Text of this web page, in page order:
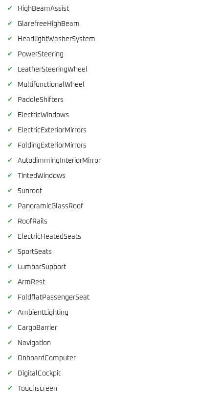
✔ HighBeamAssist
✔ GlarefreeHighBeam
✔ HeadlightWasherSystem
✔ PowerSteering
✔ LeatherSteeringWheel
✔ MultifunctionalWheel
✔ PaddleShifters
✔ ElectricWindows
✔ ElectricExteriorMirrors
✔ FoldingExteriorMirrors
✔ AutodimmingInteriorMirror
✔ TintedWindows
✔ Sunroof
✔ PanoramicGlassRoof
✔ RoofRails
✔ ElectricHeatedSeats
✔ SportSeats
✔ LumbarSupport
✔ ArmRest
✔ FoldflatPassengerSeat
✔ AmbientLighting
✔ CargoBarrier
✔ Navigation
✔ OnboardComputer
✔ DigitalCockpit
✔ Touchscreen